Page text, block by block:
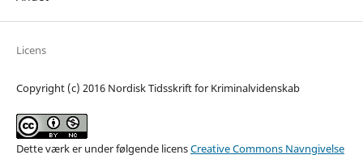
Licens
Copyright (c) 2016 Nordisk Tidsskrift for Kriminalvidenskab
Dette værk er under følgende licensCreative Commons Navngivelse